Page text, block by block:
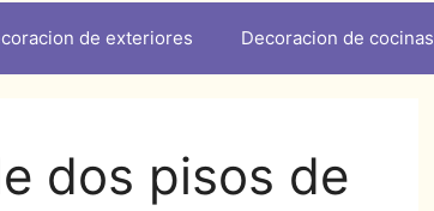
de exteriores Decoracion de cocinas
dos pisos de